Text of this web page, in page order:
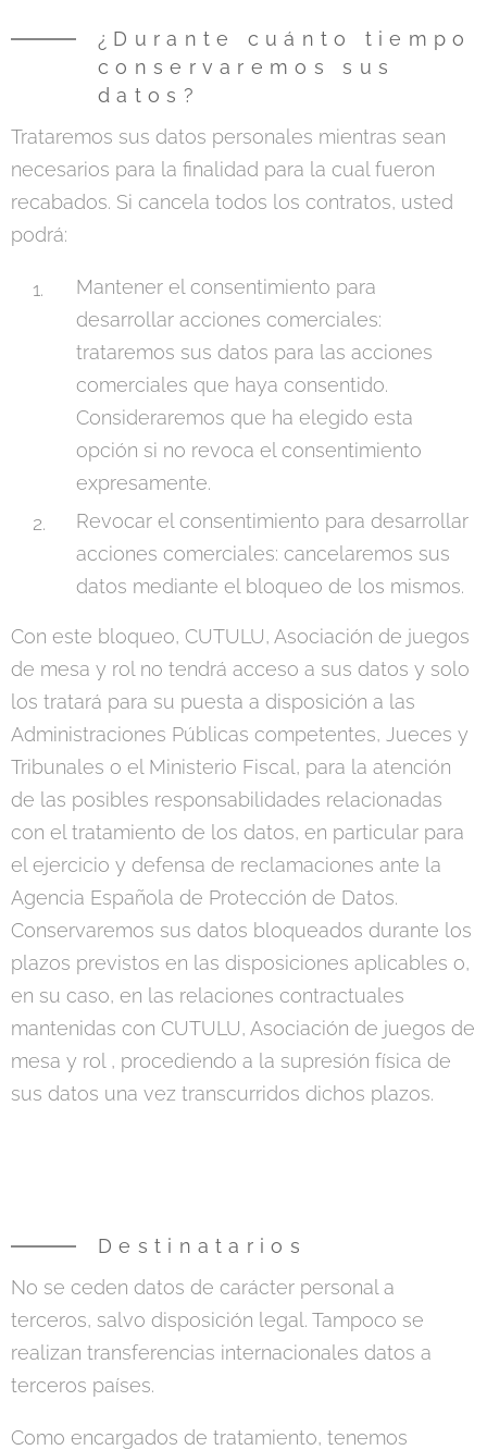
¿Durante cuánto tiempo
conservaremos sus
datos?
Trataremos sus datos personales mientras sean
necesarios para la finalidad para la cual fueron
recabados. Si cancela todos los contratos, usted
podrá:
Mantener el consentimiento para
desarrollar acciones comerciales:
trataremos sus datos para las acciones
comerciales que haya consentido.
Consideraremos que ha elegido esta
opción si no revoca el consentimiento
expresamente.
Revocar el consentimiento para desarrollar
acciones comerciales: cancelaremos sus
datos mediante el bloqueo de los mismos.
Con este bloqueo, CUTULU, Asociación de juegos
de mesa y rol no tendrá acceso a sus datos y solo
los tratará para su puesta a disposición a las
Administraciones Públicas competentes, Jueces y
Tribunales o el Ministerio Fiscal, para la atención
de las posibles responsabilidades relacionadas
con el tratamiento de los datos, en particular para
el ejercicio y defensa de reclamaciones ante la
Agencia Española de Protección de Datos.
Conservaremos sus datos bloqueados durante los
plazos previstos en las disposiciones aplicables o,
en su caso, en las relaciones contractuales
mantenidas con CUTULU, Asociación de juegos de
mesa y rol , procediendo a la supresión física de
sus datos una vez transcurridos dichos plazos.
Destinatarios
No se ceden datos de carácter personal a
terceros, salvo disposición legal. Tampoco se
realizan transferencias internacionales datos a
terceros países.
Como encargados de tratamiento, tenemos